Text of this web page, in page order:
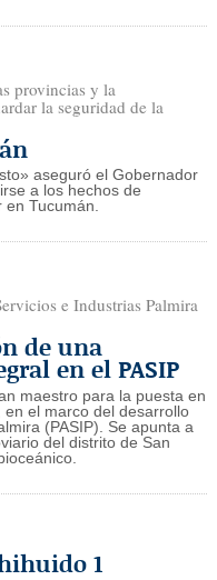
provincias y la
la seguridad de la
aseguró el Gobernador
a los hechos de
en Tucumán.
e Industrias Palmira
de una
en el PASIP
maestro para la puesta en
el marco del desarrollo
(PASIP). Se apunta a
del distrito de San
1